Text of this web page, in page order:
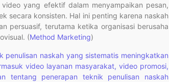
yang efektif dalam menyampaikan pesan,
secara konsisten. Hal ini penting karena naskah
persuasif, terutama ketika organisasi berusaha
(Method Marketing)
penulisan naskah yang sistematis meningkatkan
video layanan masyarakat, video promosi,
tentang penerapan teknik penulisan naskah